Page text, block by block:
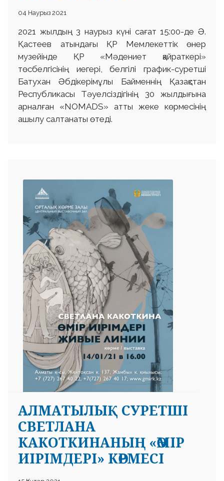
04 Наурыз 2021
2021 жылдың 3 наурыз күні сағат 15:00-де Ә.
Қастеев атындағы ҚР Мемлекеттік өнер
музейінде ҚР «Мәдениет қайраткері»
төсбелгісінің иегері, белгілі график-суретші
Батухан Әбдікерімұлы Байменнің Қазақстан
Республикасы Тәуелсіздігінің 30 жылдығына
арналған «NOMADS» атты жеке көрмесінің
ашылу салтанаты өтеді.
АЛМАТЫЛЫҚ СУРЕТШІ
СВЕТЛАНА
КАКОТКИНАНЫҢ «ӨМІР
ИІРІМДЕРІ» КӨРМЕСІ